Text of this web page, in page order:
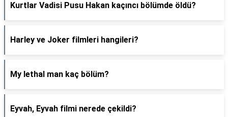
Kurtlar Vadisi Pusu Hakan kaçıncı bölümde öldü?
Harley ve Joker filmleri hangileri?
My lethal man kaç bölüm?
Eyvah, Eyvah filmi nerede çekildi?